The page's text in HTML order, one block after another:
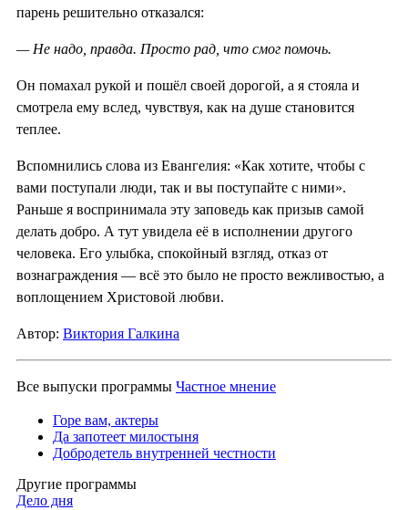
парень решительно отказался:
— Не надо, правда. Просто рад, что смог помочь.
Он помахал рукой и пошёл своей дорогой, а я стояла и
смотрела ему вслед, чувствуя, как на душе становится
теплее.
Вспомнились слова из Евангелия: «Как хотите, чтобы с
вами поступали люди, так и вы поступайте с ними».
Раньше я воспринимала эту заповедь как призыв самой
делать добро. А тут увидела её в исполнении другого
человека. Его улыбка, спокойный взгляд, отказ от
вознаграждения — всё это было не просто вежливостью, а
воплощением Христовой любви.
Автор: Виктория Галкина
Все выпуски программы Частное мнение
Горе вам, актеры
Да запотеет милостыня
Добродетель внутренней честности
Другие программы
Дело дня